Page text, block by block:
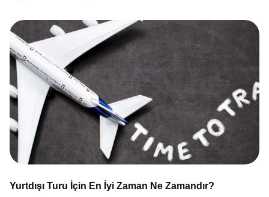
Yurtdışı Turu İçin En İyi Zaman Ne Zamandır?